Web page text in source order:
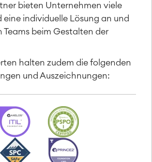
Zeiterfassung, Planung und
Überstunden
Reports und Dashboards
Knowledge & Information
Enterprise Wiki
Meetings
Social Intranet
bieten Unternehmen viele
eine individuelle Lösung an und
Teams beim Gestalten der
halten zudem die folgenden
und Auszeichnungen: